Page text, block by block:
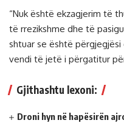
“Nuk është ekzagjerim të
të rrezikshme dhe të
shtuar se është
vendi të jetë i përgatitur
Gjithashtu lexoni:
Droni hyn në hapësirën